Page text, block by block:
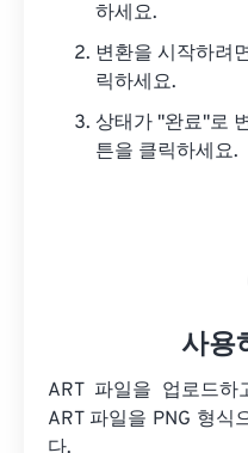
하세요.
변환을 시작하려
릭하세요.
상태가 "완료"로
튼을 클릭하세요.
사용
ART 파일을 업로드
ART 파일을 PNG 형식